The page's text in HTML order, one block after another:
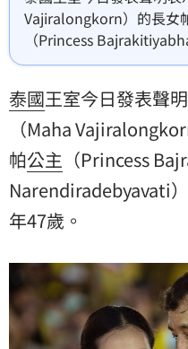
Vajiralongkorn）的長女
（Princess
迷近4年後辭世，享年47
泰國王室今日發表聲
（Maha
帕公主 （Princess
Narendiradebyavati
年47歲。